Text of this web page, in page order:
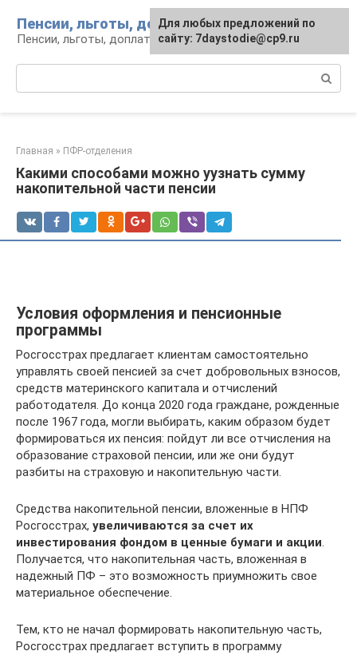
контенту
Пенсии, льготы, доплаты
Пенсии, льготы, доплаты: вопросы и инфо
Главная » ПФР-отделения
Какими способами можно уузнать сумму
накопительной части пенсии
Условия оформления и пенсионные
программы
Росгосстрах предлагает клиентам самостоятельно
управлять своей пенсией за счет добровольных взносов,
средств материнского капитала и отчислений
работодателя. До конца 2020 года граждане, рожденные
после 1967 года, могли выбирать, каким образом будет
формироваться их пенсия: пойдут ли все отчисления на
образование страховой пенсии, или же они будут
разбиты на страховую и накопительную части.
Средства накопительной пенсии, вложенные в НПФ
Росгосстрах, увеличиваются за счет их
инвестирования фондом в ценные бумаги и акции.
Получается, что накопительная часть, вложенная в
надежный ПФ – это возможность приумножить свое
материальное обеспечение.
Тем, кто не начал формировать накопительную часть,
Росгосстрах предлагает вступить в программу
Для любых предложений по
сайту: 7daystodie@cp9.ru